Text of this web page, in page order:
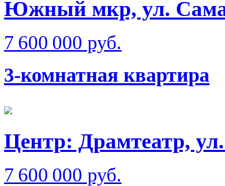
Южный мкр, ул.
7 600 000 руб.
3-комнатная квартира
Центр: Драмтеатр,
7 600 000 руб.